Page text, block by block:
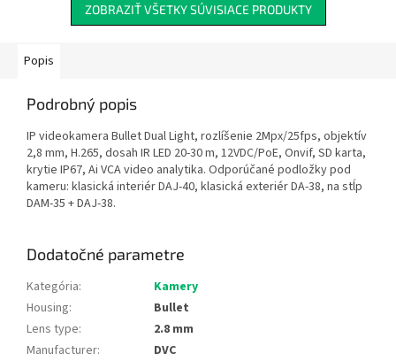
ZOBRAZIŤ VŠETKY SÚVISIACE PRODUKTY
Popis
Podrobný popis
IP videokamera Bullet Dual Light, rozlíšenie 2Mpx/25fps, objektív
2,8 mm, H.265, dosah IR LED 20-30 m, 12VDC/PoE, Onvif, SD karta,
krytie IP67, Ai VCA video analytika. Odporúčané podložky pod
kameru: klasická interiér DAJ-40, klasická exteriér DA-38, na stĺp
DAM-35 + DAJ-38.
Dodatočné parametre
Kategória:
Kamery
Housing:
Bullet
Lens type:
2.8 mm
Manufacturer:
DVC